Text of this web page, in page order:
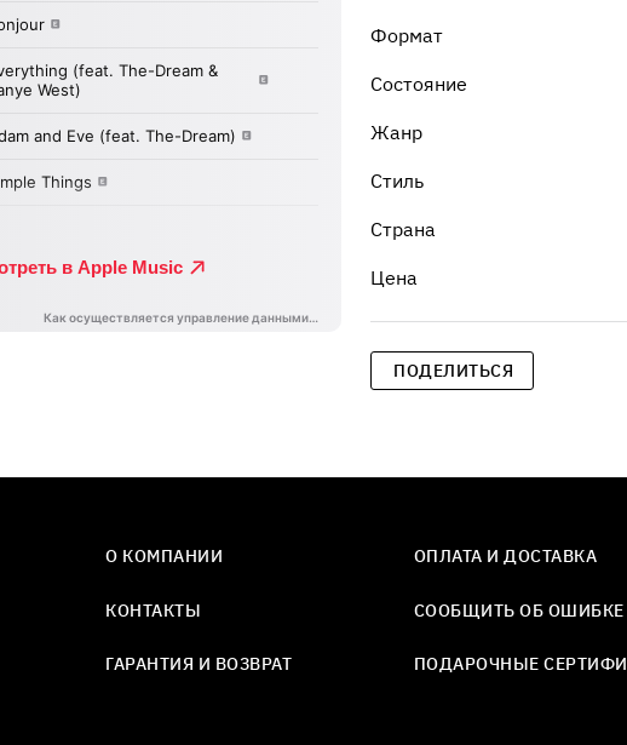
Формат
Состояние
Жанр
Стиль
Страна
Цена
ПОДЕЛИТЬСЯ
О КОМПАНИИ
КОНТАКТЫ
ГАРАНТИЯ И ВОЗВРАТ
ОПЛАТА И ДОСТАВКА
СООБЩИТЬ ОБ ОШИБКЕ
ПОДАРОЧНЫЕ